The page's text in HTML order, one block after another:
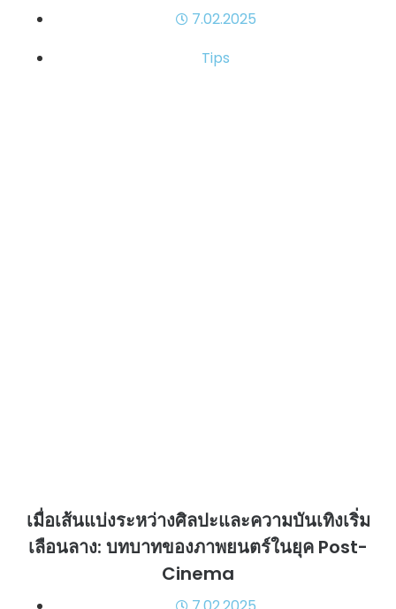
7.02.2025
Tips
เมื่อเส้นแบ่งระหว่างศิลปะและความบันเทิงเริ่ม
เลือนลาง: บทบาทของภาพยนตร์ในยุค Post-
Cinema